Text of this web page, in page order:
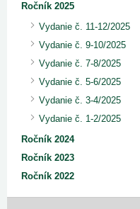
Ročník 2025
Vydanie č. 11-12/2025
Vydanie č. 9-10/2025
Vydanie č. 7-8/2025
Vydanie č. 5-6/2025
Vydanie č. 3-4/2025
Vydanie č. 1-2/2025
Ročník 2024
Ročník 2023
Ročník 2022